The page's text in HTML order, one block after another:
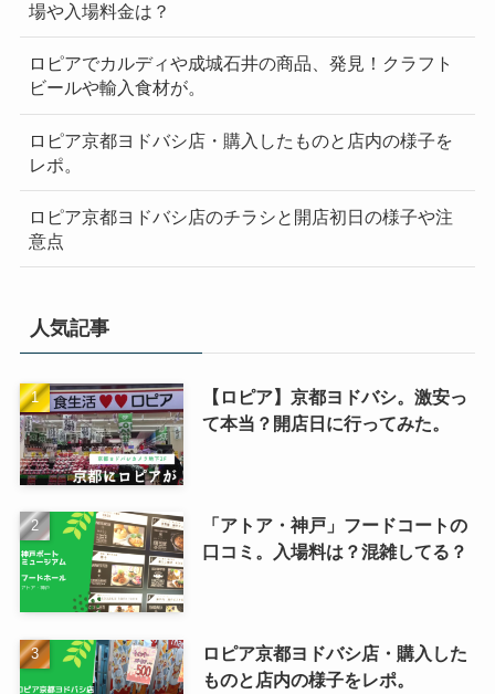
場や入場料金は？
ロピアでカルディや成城石井の商品、発見！クラフト
ビールや輸入食材が。
ロピア京都ヨドバシ店・購入したものと店内の様子を
レポ。
ロピア京都ヨドバシ店のチラシと開店初日の様子や注
意点
人気記事
【ロピア】京都ヨドバシ。激安っ
て本当？開店日に行ってみた。
「アトア・神戸」フードコートの
口コミ。入場料は？混雑してる？
ロピア京都ヨドバシ店・購入した
ものと店内の様子をレポ。